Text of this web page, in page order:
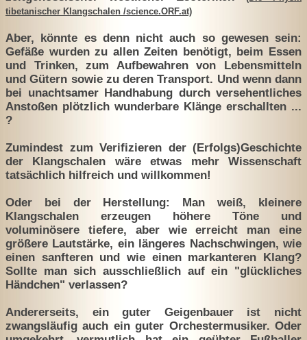
tibetanischer Klangschalen /science.ORF.at)
Aber, könnte es denn nicht auch so gewesen sein:
Gefäße wurden zu allen Zeiten benötigt, beim Essen
und Trinken, zum Aufbewahren von Lebensmitteln
und Gütern sowie zu deren Transport. Und wenn dann
bei unachtsamer Handhabung durch versehentliches
Anstoßen plötzlich wunderbare Klänge erschallten ...
?
Zumindest zum Verifizieren der (Erfolgs)Geschichte
der Klangschalen wäre etwas mehr Wissenschaft
tatsächlich hilfreich und willkommen!
Oder bei der Herstellung: Man weiß, kleinere
Klangschalen erzeugen höhere Töne und
voluminösere tiefere, aber wie erreicht man eine
größere Lautstärke, ein längeres Nachschwingen, wie
einen sanfteren und wie einen markanteren Klang?
Sollte man sich ausschließlich auf ein "glückliches
Händchen" verlassen?
Andererseits, ein guter Geigenbauer ist nicht
zwangsläufig auch ein guter Orchestermusiker. Oder